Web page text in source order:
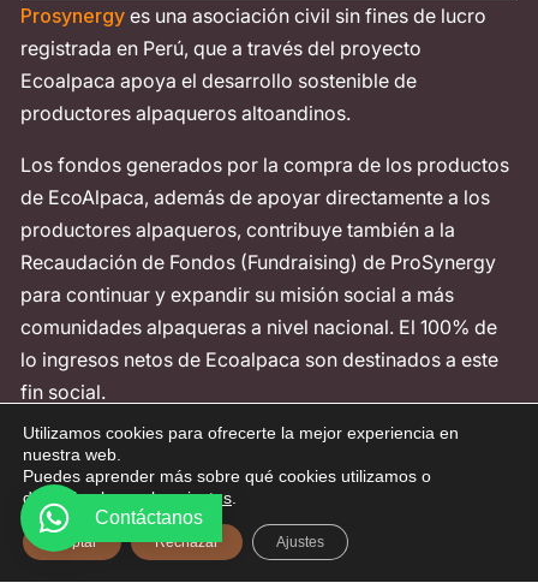
Prosynergy es una asociación civil sin fines de lucro
registrada en Perú, que a través del proyecto
Ecoalpaca apoya el desarrollo sostenible de
productores alpaqueros altoandinos.
Los fondos generados por la compra de los productos
de EcoAlpaca, además de apoyar directamente a los
productores alpaqueros, contribuye también a la
Recaudación de Fondos (Fundraising) de ProSynergy
para continuar y expandir su misión social a más
comunidades alpaqueras a nivel nacional. El 100% de
lo ingresos netos de Ecoalpaca son destinados a este
fin social.
Contáctanos
Telf: +51-998642813
Av. La Fontana 1179 - 201 La Molina
Utilizamos cookies para ofrecerte la mejor experiencia en
nuestra web.
Puedes aprender más sobre qué cookies utilizamos o
desactivarlas en losajustes
Aceptar Rechazar Ajustes
Contáctanos